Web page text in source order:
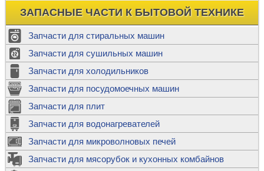
ЗАПАСНЫЕ ЧАСТИ К БЫТОВОЙ ТЕХНИКЕ
Запчасти для стиральных машин
Запчасти для сушильных машин
Запчасти для холодильников
Запчасти для посудомоечных машин
Запчасти для плит
Запчасти для водонагревателей
Запчасти для микроволновых печей
Запчасти для мясорубок и кухонных комбайнов